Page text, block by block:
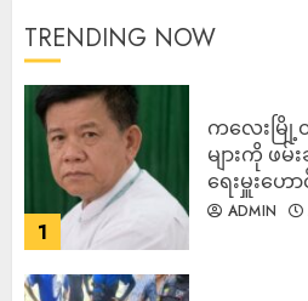
TRENDING NOW
1
ကလေးမြို့
များကို ဖ
ရေးမှူးဟော
ADMIN